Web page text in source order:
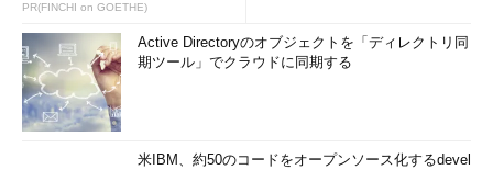
PR(FINCHI on GOETHE)
Active Directoryのオブジェクトを「ディレクトリ同
期ツール」でクラウドに同期する
米IBM、約50のコードをオープンソース化するdevel